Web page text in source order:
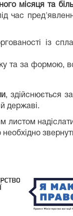
місяця та
час
із
та за формою,
, здійснюється
державі.